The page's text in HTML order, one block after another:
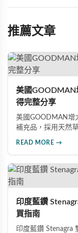
推薦文章
美國GOODMAN
得完整分享
美國GOODMAN增
補充品，採用天然
READ MORE →
印度藍鑽
買指南
印度藍鑽 Stenagra